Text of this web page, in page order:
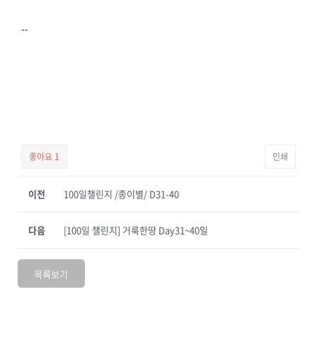
--
좋아요 1 인쇄
이전 100일챌린지 /종이별/ D31-40
[100일 챌린지] 거룩한땅 Day31~40일
다음
목록보기